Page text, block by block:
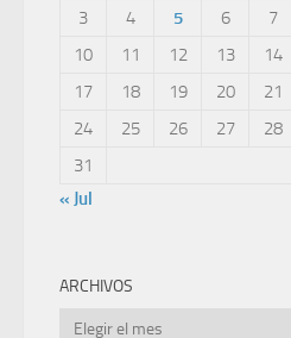
3
4 5 6 7
10
11 12 13 14
17
18 19 20 21
24
25 26 27 28
31
« Jul
ARCHIVOS
Archivos